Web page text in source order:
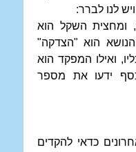
לנו לברר:
ומחצית השקל הוא
הנושא הוא "הצדקה"
ואילו המפקד הוא
ידעו את מספר
כדאי להקדים